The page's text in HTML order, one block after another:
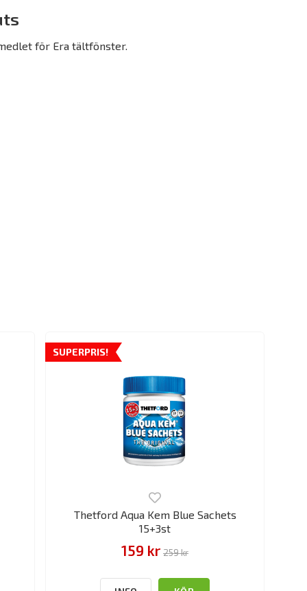
för Era tältfönster.
SUPERPRIS!
Thetford Aqua Kem Blue Sachets
15+3st
159 kr 259 kr